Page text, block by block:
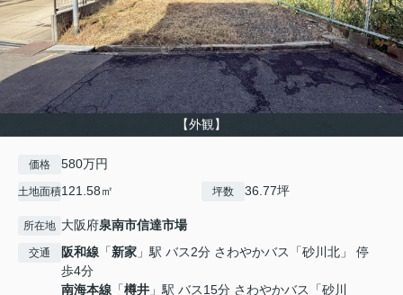
【外観】
価格 580万円
土地面積121.58㎡ 坪数 36.77坪
所在地 大阪府泉南市信達市場
交通 阪和線 「新家 」駅 バス2分 さわやかバス「砂川北」 停
歩4分
南海本線 「樽井 」駅 バス15分 さわやかバス「砂川